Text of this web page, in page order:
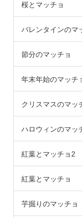
桜とマッチョ
バレンタインのマ
節分のマッチョ
年末年始のマッチ
クリスマスのマッ
ハロウィンのマッ
紅葉とマッチョ2
紅葉とマッチョ
芋掘りのマッチョ